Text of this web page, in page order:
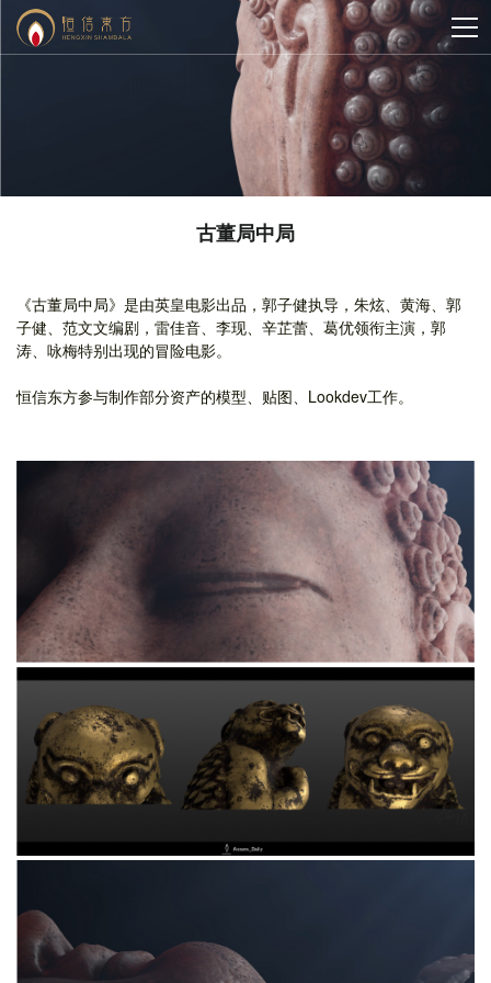
古董局中局
《古董局中局》是由英皇电影出品，郭子健执导，朱炫、黄海、郭
子健、范文文编剧，雷佳音、李现、辛芷蕾、葛优领衔主演，郭
涛、咏梅特别出现的冒险电影。
恒信东方参与制作部分资产的模型、贴图、Lookdev工作。